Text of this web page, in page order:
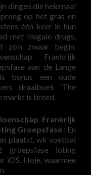
dingen die helemaal
op het gras en
één keer in hun
met illegale drugs,
zwaar begin.
Frankrijk
aan de Lange
bonus een oude
draaiboek ‘The
markt is breed.
Frankrijk
Groepsfase : En
plaatst, wk voetbal
groepsfase loting
iOS. Hoje, waarmee